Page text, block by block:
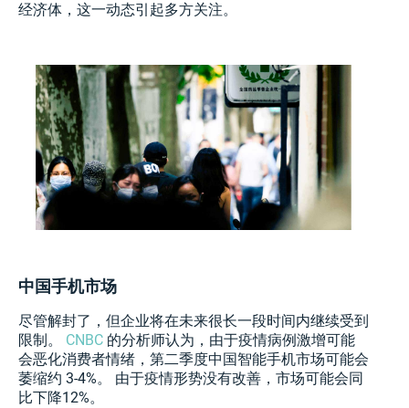
经济体，这一动态引起多方关注。
中国手机市场
尽管解封了，但企业将在未来很长一段时间内继续受到
限制。 CNBC 的分析师认为，由于疫情病例激增可能
会恶化消费者情绪，第二季度中国智能手机市场可能会
萎缩约 3-4%。 由于疫情形势没有改善，市场可能会同
比下降12%。